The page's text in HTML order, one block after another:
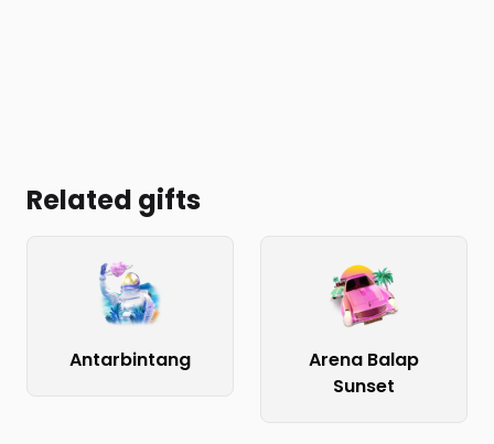
Related gifts
Antarbintang
Arena Balap
Sunset